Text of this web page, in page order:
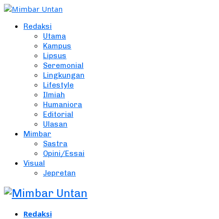
Redaksi
Utama
Kampus
Lipsus
Seremonial
Lingkungan
Lifestyle
Ilmiah
Humaniora
Editorial
Ulasan
Mimbar
Sastra
Opini/Essai
Visual
Jepretan
Redaksi